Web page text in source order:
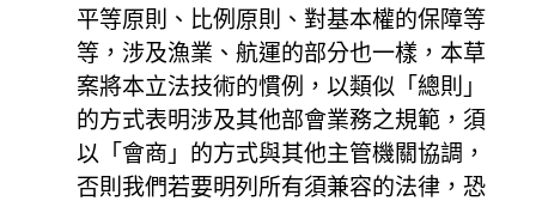
平等原則、比例原則、對基本權的保障等
等，涉及漁業、航運的部分也一樣，本草
案將本立法技術的慣例，以類似「總則」
的方式表明涉及其他部會業務之規範，須
以「會商」的方式與其他主管機關協調，
否則我們若要明列所有須兼容的法律，恐